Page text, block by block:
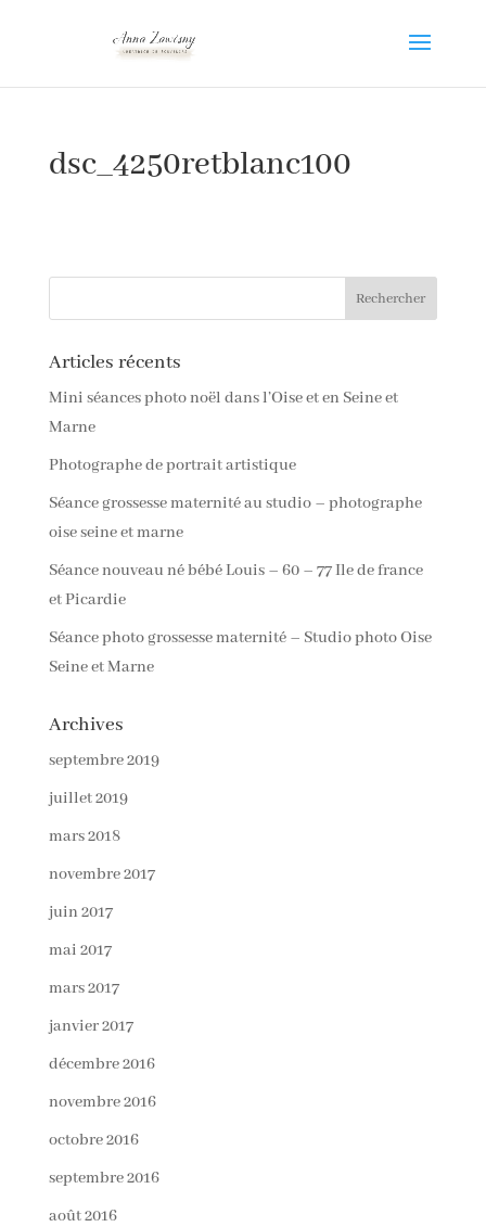
dsc_4250retblanc100
Articles récents
Mini séances photo noël dans l’Oise et en Seine et
Marne
Photographe de portrait artistique
Séance grossesse maternité au studio – photographe
oise seine et marne
Séance nouveau né bébé Louis – 60 – 77 Ile de france
et Picardie
Séance photo grossesse maternité – Studio photo Oise
Seine et Marne
Archives
septembre 2019
juillet 2019
mars 2018
novembre 2017
juin 2017
mai 2017
mars 2017
janvier 2017
décembre 2016
novembre 2016
octobre 2016
septembre 2016
août 2016